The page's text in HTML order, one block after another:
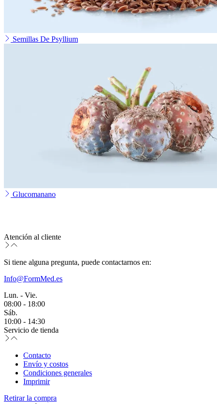
Semillas De Psyllium
Glucomanano
Atención al cliente
Si tiene alguna pregunta, puede contactarnos en:
Info@FormMed.es
Lun. - Vie.
08:00 - 18:00
Sáb.
10:00 - 14:30
Servicio de tienda
Contacto
Envío y costos
Condiciones generales
Imprimir
Retirar la compra